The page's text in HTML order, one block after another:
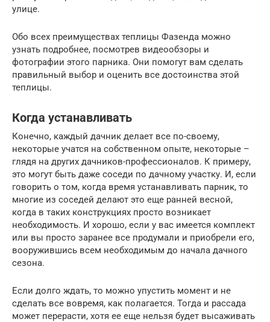
улице.
Обо всех преимуществах теплицы Фазенда можно
узнать подробнее, посмотрев видеообзоры и
фотографии этого парника. Они помогут вам сделать
правильный выбор и оценить все достоинства этой
теплицы.
Когда устанавливать
Конечно, каждый дачник делает все по-своему,
некоторые учатся на собственном опыте, некоторые –
глядя на других дачников-профессионалов. К примеру,
это могут быть даже соседи по дачному участку. И, если
говорить о том, когда время устанавливать парник, то
многие из соседей делают это еще ранней весной,
когда в таких конструкциях просто возникает
необходимость. И хорошо, если у вас имеется комплект
или вы просто заранее все продумали и приобрели его,
вооружившись всем необходимым до начала дачного
сезона.
Если долго ждать, то можно упустить момент и не
сделать все вовремя, как полагается. Тогда и рассада
может перерасти, хотя ее еще нельзя будет высаживать